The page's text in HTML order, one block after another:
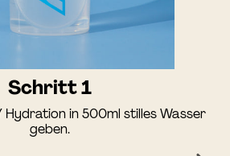
Schritt 1
Hydration in 500ml stilles Wasser
geben.